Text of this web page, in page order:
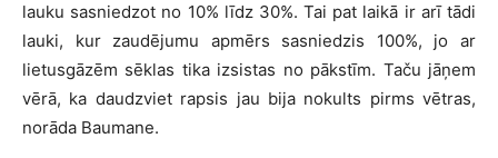
lauku sasniedzot no 10% līdz 30%. Tai pat laikā ir arī tādi
lauki, kur zaudējumu apmērs sasniedzis 100%, jo ar
lietusgāzēm sēklas tika izsistas no pākstīm. Taču jāņem
vērā, ka daudzviet rapsis jau bija nokults pirms vētras,
norāda Baumane.